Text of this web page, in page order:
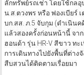
ลักทรัพย์รถเช่า โดยใช้กล
น.ส.ตวงพร หรือ ฟองเบียร์
บก.สส. ภ.5 จับกุม (ดำเนิน
แล้วสองครั้งก่อนหน้านี้ จา
ฮอนด้า รุ่น HR-V สีขาว ท
การเดินทางไปยังพื้นที่ต่าง
สืบสวนได้ติดตามเรื่อยมา